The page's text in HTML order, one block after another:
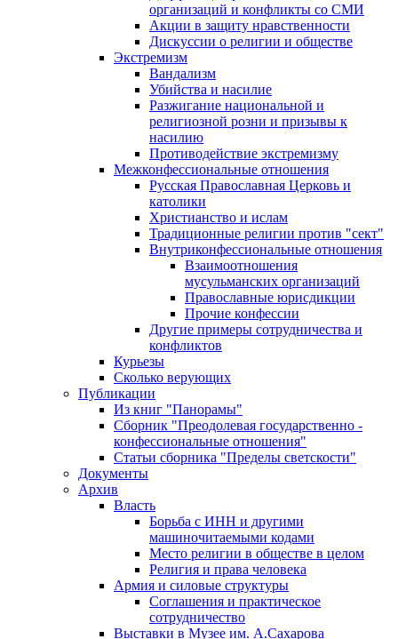
организаций и конфликты со СМИ
Акции в защиту нравственности
Дискуссии о религии и обществе
Экстремизм
Вандализм
Убийства и насилие
Разжигание национальной и
религиозной розни и призывы к
насилию
Противодействие экстремизму
Межконфессиональные отношения
Русская Православная Церковь и
католики
Христианство и ислам
Традиционные религии против "сект"
Внутриконфессиональные отношения
Взаимоотношения
мусульманских организаций
Православные юрисдикции
Прочие конфессии
Другие примеры сотрудничества и
конфликтов
Курьезы
Сколько верующих
Публикации
Из книг "Панорамы"
Сборник "Преодолевая государственно -
конфессиональные отношения"
Статьи сборника "Пределы светскости"
Документы
Архив
Власть
Борьба с ИНН и другими
машиночитаемыми кодами
Место религии в обществе в целом
Религия и права человека
Армия и силовые структуры
Соглашения и практическое
сотрудничество
Выставки в Музее им. А.Сахарова